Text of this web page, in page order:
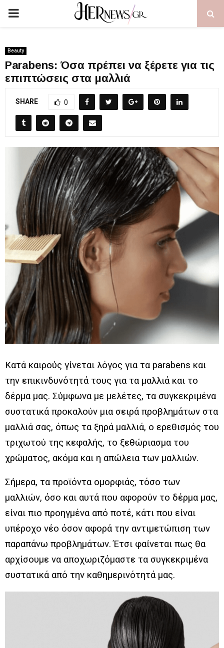
PRIMARY
Beauty
Parabens: Όσα πρέπει να ξέρετε για τις
επιπτώσεις στα μαλλιά
SHARE 0
Κατά καιρούς γίνεται λόγος για τα parabens και
την επικινδυνότητά τους για τα μαλλιά και το
δέρμα μας. Σύμφωνα με μελέτες, τα συγκεκριμένα
συστατικά προκαλούν μια σειρά προβλημάτων στα
μαλλιά σας, όπως τα ξηρά μαλλιά, ο ερεθισμός του
τριχωτού της κεφαλής, το ξεθώριασμα του
χρώματος, ακόμα και η απώλεια των μαλλιών.
Σήμερα, τα προϊόντα ομορφιάς, τόσο των
μαλλιών, όσο και αυτά που αφορούν το δέρμα μας,
είναι πιο προηγμένα από ποτέ, κάτι που είναι
υπέροχο νέο όσον αφορά την αντιμετώπιση των
παραπάνω προβλημάτων. Έτσι φαίνεται πως θα
αρχίσουμε να αποχωριζόμαστε τα συγκεκριμένα
συστατικά από την καθημερινότητά μας.